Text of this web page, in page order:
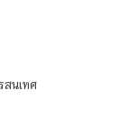
สนเทศ